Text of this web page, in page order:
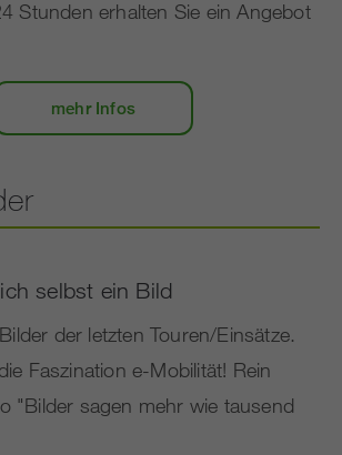
Stunden erhalten Sie ein Angebot
mehr Infos
selbst ein Bild
der letzten Touren/Einsätze.
Faszination e-Mobilität! Rein
"Bilder sagen mehr wie tausend